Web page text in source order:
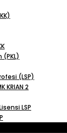
(PKL)
(LSP)
KRIAN 2
LSP